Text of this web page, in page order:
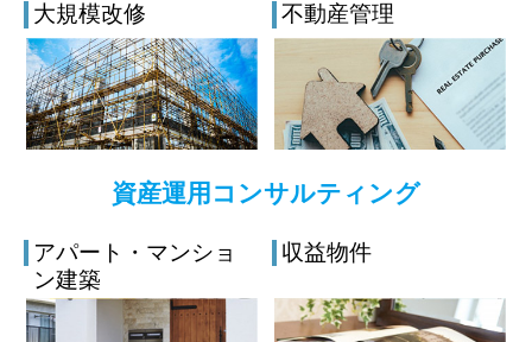
大規模改修 不動産管理
資産運用コンサルティング
アパート・マンショ
ン建築
収益物件